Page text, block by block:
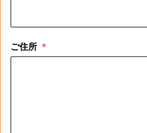
ご住所 ＊